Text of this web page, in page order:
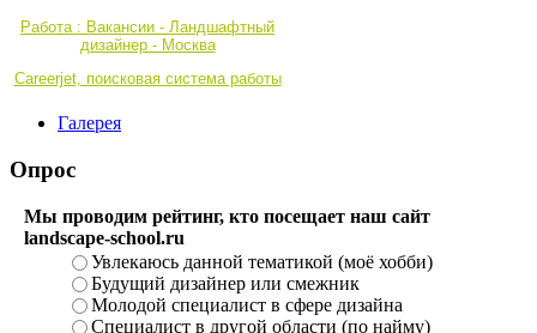
Работа : Вакансии - Ландшафтный
дизайнер - Москва
Careerjet, поисковая система работы
Галерея
Опрос
Мы проводим рейтинг, кто посещает наш сайт
landscape-school.ru
Увлекаюсь данной тематикой (моё хобби)
Будущий дизайнер или смежник
Молодой специалист в сфере дизайна
Специалист в другой области (по найму)